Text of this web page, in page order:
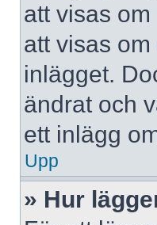
att visas
att visas
inlägget.
ändrat och
ett inlägg
Upp
» Hur